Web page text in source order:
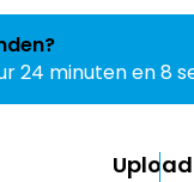
24 minuten en 6